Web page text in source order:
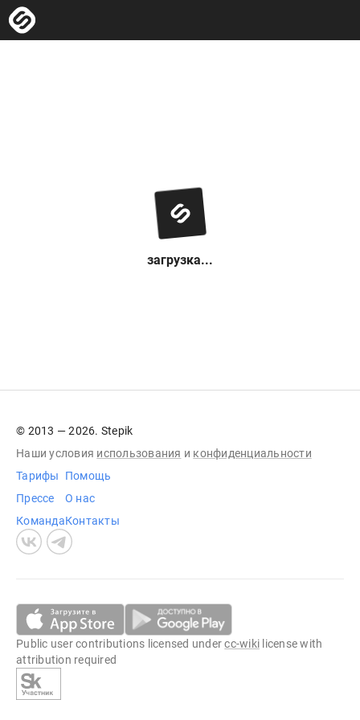
загрузка...
© 2013 — 2026. Stepik
Наши условия использования и конфиденциальности
Тарифы
Прессе
Команда
Помощь
О нас
Контакты
Public user contributions licensed undercc-wiki license with
attribution required